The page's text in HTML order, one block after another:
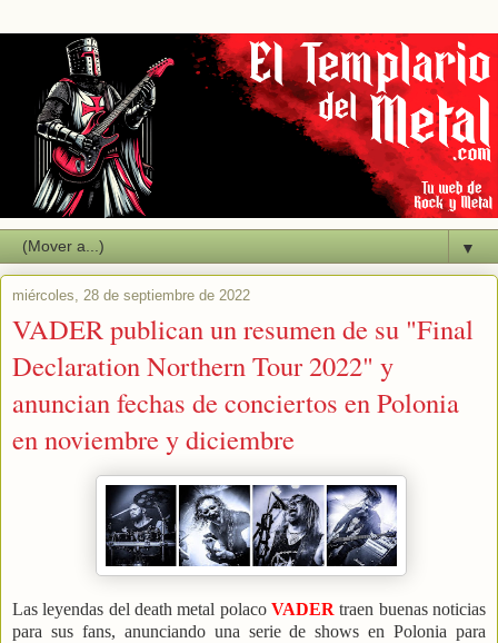
▼
miércoles, 28 de septiembre de 2022
VADER publican un resumen de su "Final
Declaration Northern Tour 2022" y
anuncian fechas de conciertos en Polonia
en noviembre y diciembre
Las leyendas del death metal polaco VADERtraen buenas noticias
para sus fans, anunciando una serie de shows en Polonia para